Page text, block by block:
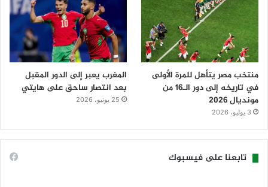
منتخب مصر يتأهل للمرة الأولى
في تاريخه إلى دور الـ16 من
مونديال 2026
3 يوليو، 2026
المغرب يعبر إلى الدور المقبل
بعد انتصار ساحق على هايتي
25 يونيو، 2026
تابعنا على فيسبوك